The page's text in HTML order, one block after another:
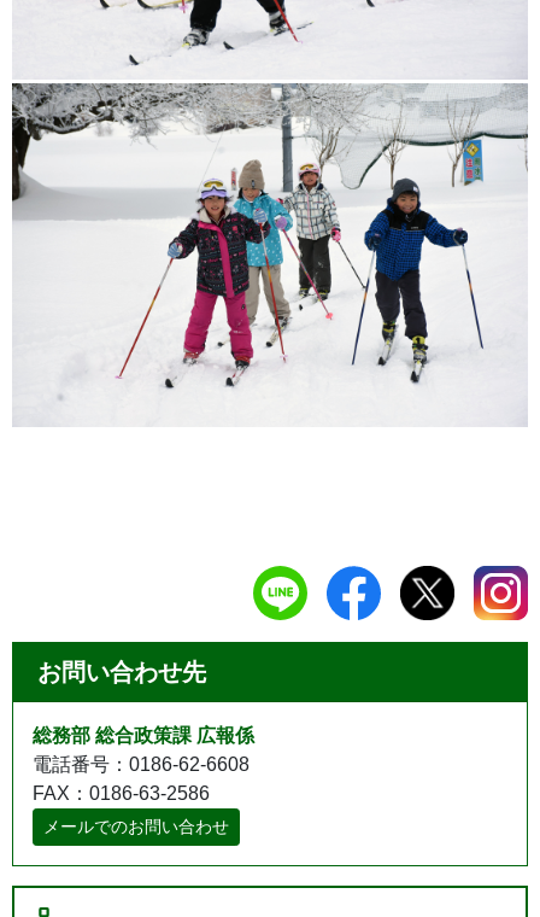
お問い合わせ先
総務部 総合政策課 広報係
電話番号：0186-62-6608
FAX：0186-63-2586
メールでのお問い合わせ